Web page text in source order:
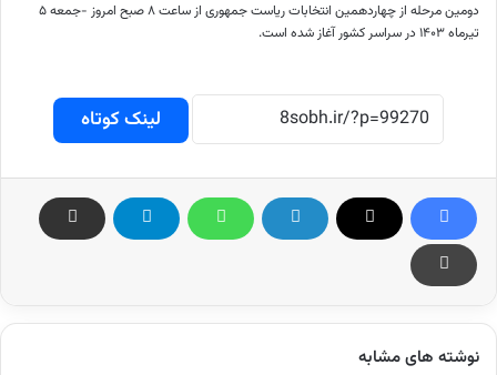
دومین مرحله از چهاردهمین انتخابات ریاست جمهوری از ساعت ۸ صبح امروز -جمعه ۵
تیرماه ۱۴۰۳ در سراسر کشور آغاز شده است.
لینک کوتاه
نوشته های مشابه